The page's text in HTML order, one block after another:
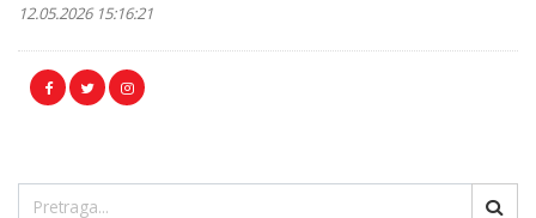
12.05.2026 15:16:21